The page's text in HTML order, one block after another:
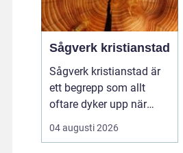
Sågverk kristianstad
Sågverk kristianstad är
ett begrepp som allt
oftare dyker upp när
husbyggare, snickare
och markägare söker
04 augusti 2026